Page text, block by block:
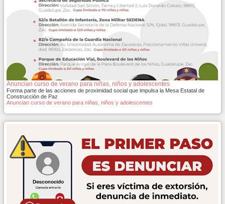
Anuncian curso de verano para niñas, niños y adolescentes
Forma parte de las acciones de proximidad social que impulsa la Mesa Estatal de
Construcción de Paz
Anuncian curso de verano para niñas, niños y adolescentes